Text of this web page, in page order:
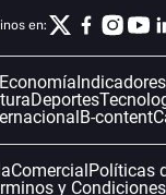
en:
Economía
Deportes
B-content
ComercialPolíticas
y Condiciones